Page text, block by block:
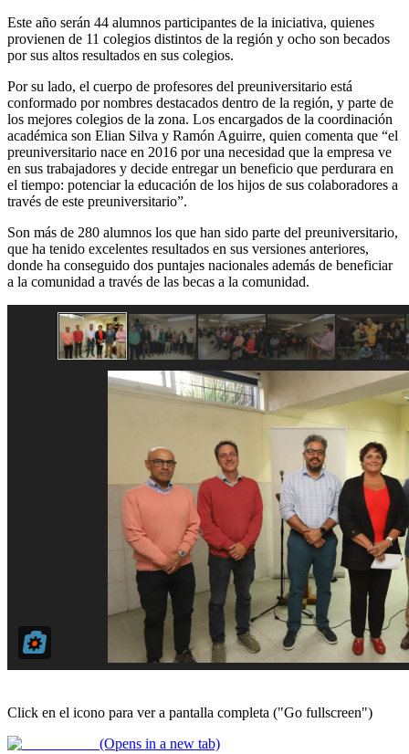
Este año serán 44 alumnos participantes de la iniciativa, quienes
provienen de 11 colegios distintos de la región y ocho son becados
por sus altos resultados en sus colegios.
Por su lado, el cuerpo de profesores del preuniversitario está
conformado por nombres destacados dentro de la región, y parte de
los mejores colegios de la zona. Los encargados de la coordinación
académica son Elian Silva y Ramón Aguirre, quien comenta que “el
preuniversitario nace en 2016 por una necesidad que la empresa ve
en sus trabajadores y decide entregar un beneficio que perdurara en
el tiempo: potenciar la educación de los hijos de sus colaboradores a
través de este preuniversitario”.
Son más de 280 alumnos los que han sido parte del preuniversitario,
que ha tenido excelentes resultados en sus versiones anteriores,
donde ha conseguido dos puntajes nacionales además de beneficiar
a la comunidad a través de las becas a la comunidad.
Click en el icono para ver a pantalla completa ("Go fullscreen")
(Opens in a new tab)